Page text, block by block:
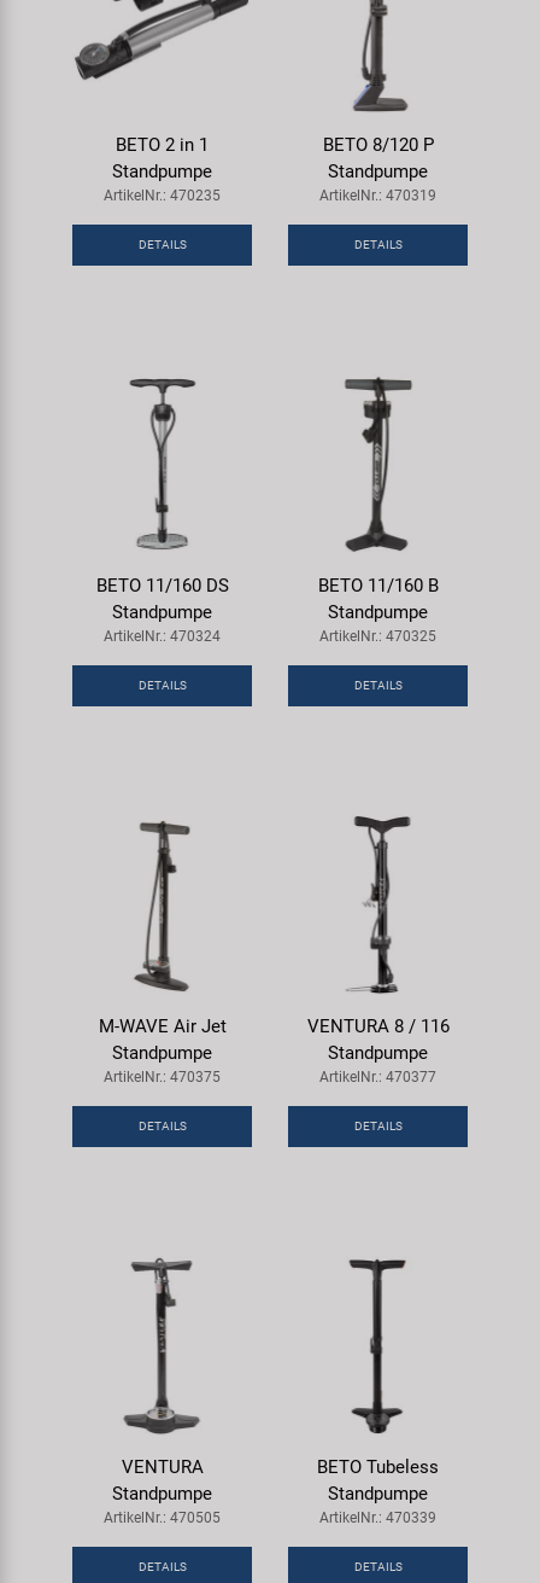
BETO 2 in 1
Standpumpe
ArtikelNr.: 470235
DETAILS
BETO 8/120 P
Standpumpe
ArtikelNr.: 470319
DETAILS
BETO 11/160 DS
Standpumpe
ArtikelNr.: 470324
DETAILS
BETO 11/160 B
Standpumpe
ArtikelNr.: 470325
DETAILS
M-WAVE Air Jet
Standpumpe
ArtikelNr.: 470375
DETAILS
VENTURA 8 / 116
Standpumpe
ArtikelNr.: 470377
DETAILS
VENTURA
Standpumpe
ArtikelNr.: 470505
DETAILS
BETO Tubeless
Standpumpe
ArtikelNr.: 470339
DETAILS